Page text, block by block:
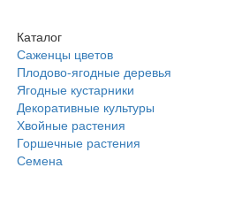
Каталог
Саженцы цветов
Плодово-ягодные деревья
Ягодные кустарники
Декоративные культуры
Хвойные растения
Горшечные растения
Семена